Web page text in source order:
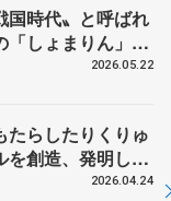
国時代〟と呼ばれ
しょまりん」ら
戦 国内の競争激
2026.05.22
たらしたりくりゅ
創造、発明した
2026.04.24